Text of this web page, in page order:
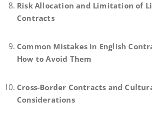
Risk Allocation and Limitation of
Contracts
Common Mistakes in English
How to Avoid Them
Cross-Border Contracts and
Considerations